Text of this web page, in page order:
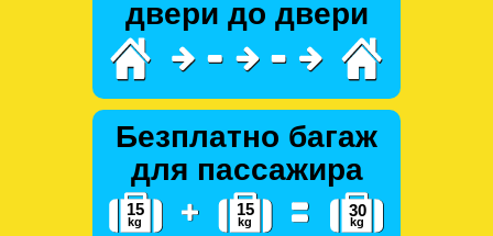
двери до двери
Безплатно багаж
для пассажира